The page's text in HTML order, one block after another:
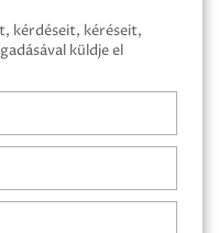
kérdéseit, kéréseit,
küldje el